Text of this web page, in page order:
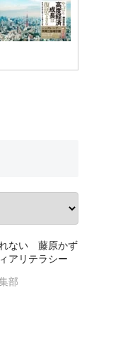
ない 藤原かず
アリテラシー
部